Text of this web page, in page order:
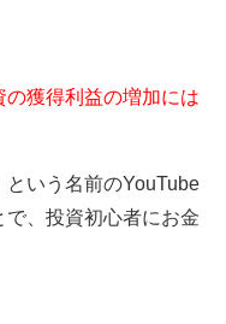
獲得利益の増加には
いう名前のYouTube
、投資初心者にお金